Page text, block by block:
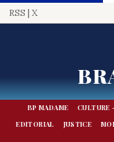
RSS | X
BP MADAME CULTURE
EDITORIAL
JUSTICE